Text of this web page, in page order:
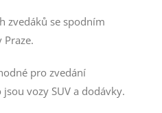
zvedáků se spodním
Praze.
pro zvedání
vozy SUV a dodávky.